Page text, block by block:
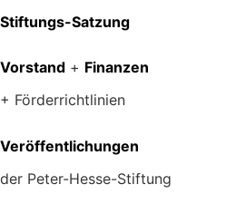
Stiftungs-Satzung
Vorstand + Finanzen
+ Förderrichtlinien
Veröffentlichungen
der Peter-Hesse-Stiftung